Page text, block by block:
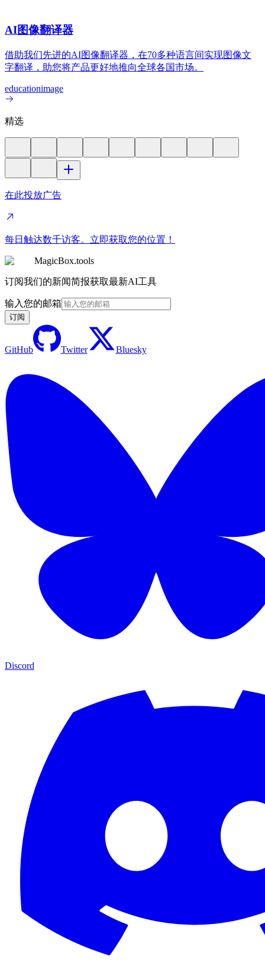
AI图像翻译器
借助我们先进的AI图像翻译器，在70多种语言间实现图像文
字翻译，助您将产品更好地推向全球各国市场。
educationimage
精选
在此投放广告
每日触达数千访客。立即获取您的位置！
MagicBox.tools
订阅我们的新闻简报获取最新AI工具
输入您的邮箱
订阅
GitHub Twitter Bluesky
Discord